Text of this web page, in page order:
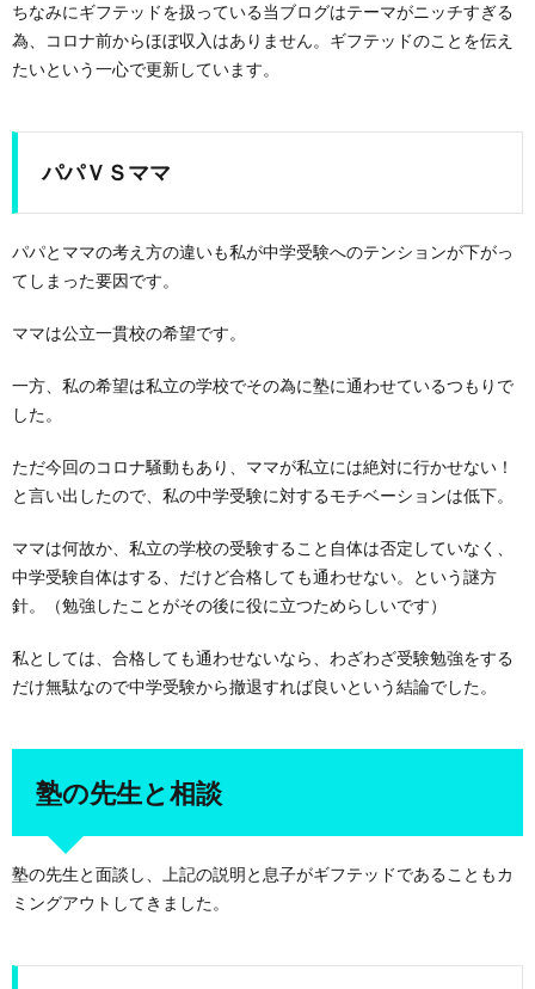
ちなみにギフテッドを扱っている当ブログはテーマがニッチすぎる
為、コロナ前からほぼ収入はありません。ギフテッドのことを伝え
たいという一心で更新しています。
パパＶＳママ
パパとママの考え方の違いも私が中学受験へのテンションが下がっ
てしまった要因です。
ママは公立一貫校の希望です。
一方、私の希望は私立の学校でその為に塾に通わせているつもりで
した。
ただ今回のコロナ騒動もあり、ママが私立には絶対に行かせない！
と言い出したので、私の中学受験に対するモチベーションは低下。
ママは何故か、私立の学校の受験すること自体は否定していなく、
中学受験自体はする、だけど合格しても通わせない。という謎方
針。（勉強したことがその後に役に立つためらしいです）
私としては、合格しても通わせないなら、わざわざ受験勉強をする
だけ無駄なので中学受験から撤退すれば良いという結論でした。
塾の先生と相談
塾の先生と面談し、上記の説明と息子がギフテッドであることもカ
ミングアウトしてきました。